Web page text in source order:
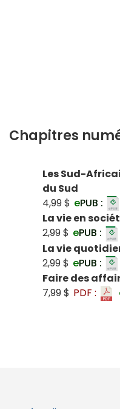
Chapitres
Les Sud-
du Sud
4,99 $ ePUB :
La vie en
2,99 $ ePUB :
La vie
2,99 $ ePUB :
Faire des
7,99 $ PDF :